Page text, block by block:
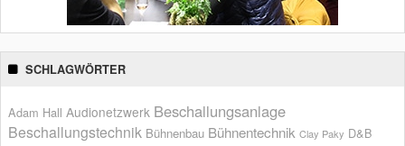
SCHLAGWÖRTER
Adam Hall Audionetzwerk Beschallungsanlage
Beschallungstechnik Bühnenbau Bühnentechnik Clay Paky D&B